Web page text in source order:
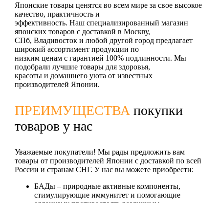
Японские товары ценятся во всем мире за свое высокое
качество, практичность и
эффективность. Наш специализированный магазин
японских товаров с доставкой в Москву,
СПб, Владивосток и любой другой город предлагает
широкий ассортимент продукции по
низким ценам с гарантией 100% подлинности. Мы
подобрали лучшие товары для здоровья,
красоты и домашнего уюта от известных
производителей Японии.
ПРЕИМУЩЕСТВА покупки
товаров у нас
Уважаемые покупатели! Мы рады предложить вам
товары от производителей Японии с доставкой по всей
России и странам СНГ. У нас вы можете приобрести:
БАДы– природные активные компоненты,
стимулирующие иммунитет и помогающие